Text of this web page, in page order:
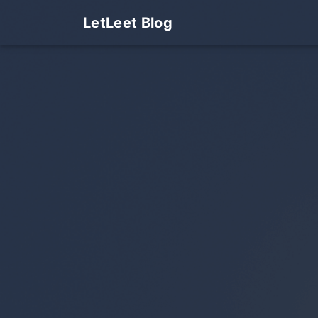
LetLeet Blog